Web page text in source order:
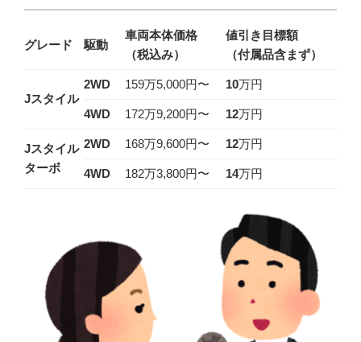
グレード 駆動
車両本体価格
（税込み）
値引き目標額
（付属品含まず）
Jスタイル
2WD 159万5,000円〜 10万円
4WD 172万9,200円〜 12万円
Jスタイル
ターボ
2WD 168万9,600円〜 12万円
4WD 182万3,800円〜 14万円